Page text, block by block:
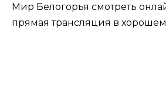
Мир Белогорья смотреть
прямая трансляция в хорошем